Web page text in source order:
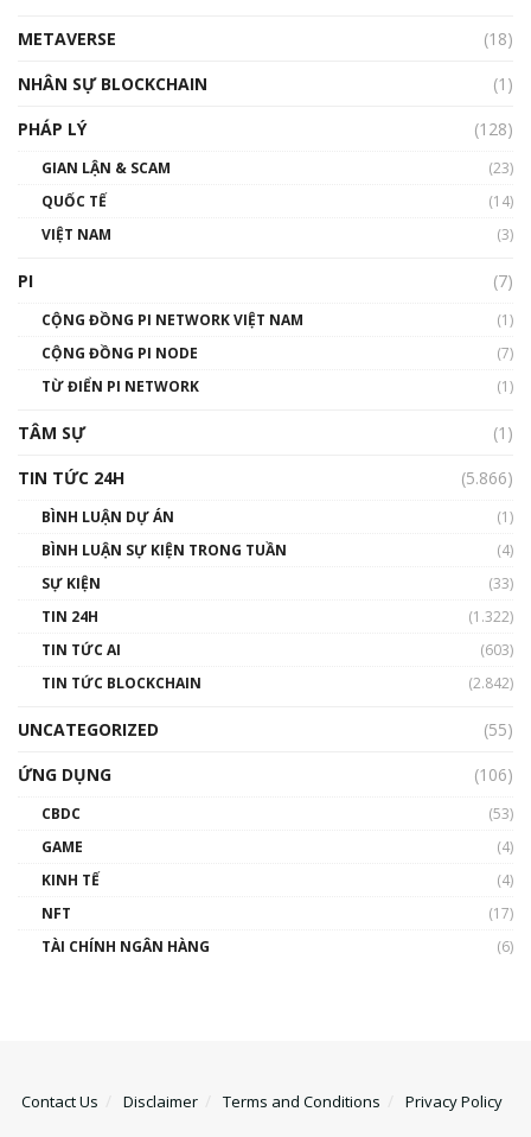
METAVERSE
(18)
NHÂN SỰ BLOCKCHAIN
(1)
PHÁP LÝ
(128)
GIAN LẬN & SCAM
(23)
QUỐC TẾ
(14)
VIỆT NAM
(3)
PI (7)
CỘNG ĐỒNG PI NETWORK VIỆT NAM
(1)
CỘNG ĐỒNG PI NODE
(7)
TỪ ĐIỂN PI NETWORK
(1)
TÂM SỰ
(1)
TIN TỨC 24H
(5.866)
BÌNH LUẬN DỰ ÁN
(1)
BÌNH LUẬN SỰ KIỆN TRONG TUẦN
(4)
SỰ KIỆN
(33)
TIN 24H
(1.322)
TIN TỨC AI
(603)
TIN TỨC BLOCKCHAIN
(2.842)
UNCATEGORIZED
(55)
ỨNG DỤNG
(106)
CBDC
(53)
GAME
(4)
KINH TẾ
(4)
NFT
(17)
TÀI CHÍNH NGÂN HÀNG
(6)
Contact Us Disclaimer Terms and Conditions Privacy Policy